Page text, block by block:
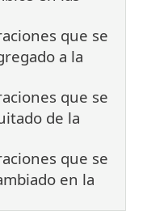
que se
a la
que se
de la
que se
en la